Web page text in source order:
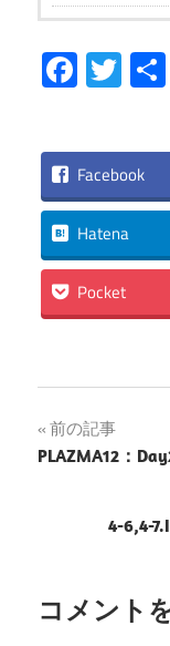
Facebook
Hatena
Pocket
投
稿
ゲ
前の記事
PLAZMA12：
4-6,4-
コメント